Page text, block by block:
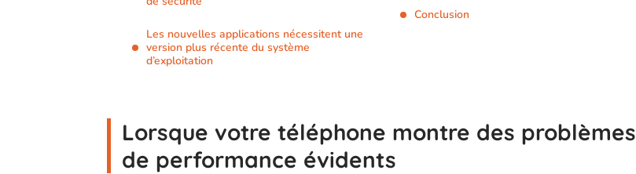
Les nouvelles applications nécessitent une
version plus récente du système
d’exploitation
Conclusion
Lorsque votre téléphone montre des problèmes
de performance évidents